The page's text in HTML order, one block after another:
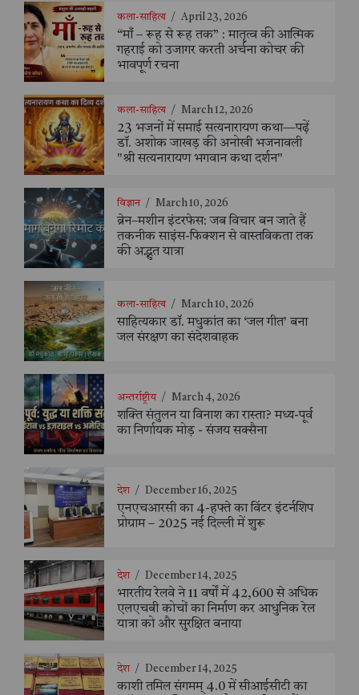
कला-साहित्य / April 23, 2026
“माँ – रूह से रूह तक” : मातृत्व की आत्मिक
गहराई को उजागर करती अर्चना कोचर की
भावपूर्ण रचना
कला-साहित्य / March 12, 2026
23 भजनों में समाई सत्यनारायण कथा—पढ़ें
डॉ. अशोक जाखड़ की अनोखी भजनावली
"श्री सत्यनारायण भगवान कथा दर्शन"
विज्ञान / March 10, 2026
ब्रेन–मशीन इंटरफेस: जब विचार बन जाते हैं
तकनीक साइंस-फिक्शन से वास्तविकता तक
की अद्भुत यात्रा
कला-साहित्य / March 10, 2026
साहित्यकार डॉ. मधुकांत का ‘जल गीत’ बना
जल संरक्षण का संदेशवाहक
अन्तर्राष्ट्रीय / March 4, 2026
शक्ति संतुलन या विनाश का रास्ता? मध्य-पूर्व
का निर्णायक मोड़ - संजय सक्सैना
देश / December 16, 2025
एनएचआरसी का 4-हफ्ते का विंटर इंटर्नशिप
प्रोग्राम – 2025 नई दिल्ली में शुरू
देश / December 14, 2025
भारतीय रेलवे ने 11 वर्षों में 42,600 से अधिक
एलएचबी कोचों का निर्माण कर आधुनिक रेल
यात्रा को और सुरक्षित बनाया
देश / December 14, 2025
काशी तमिल संगमम् 4.0 में सीआईसीटी का